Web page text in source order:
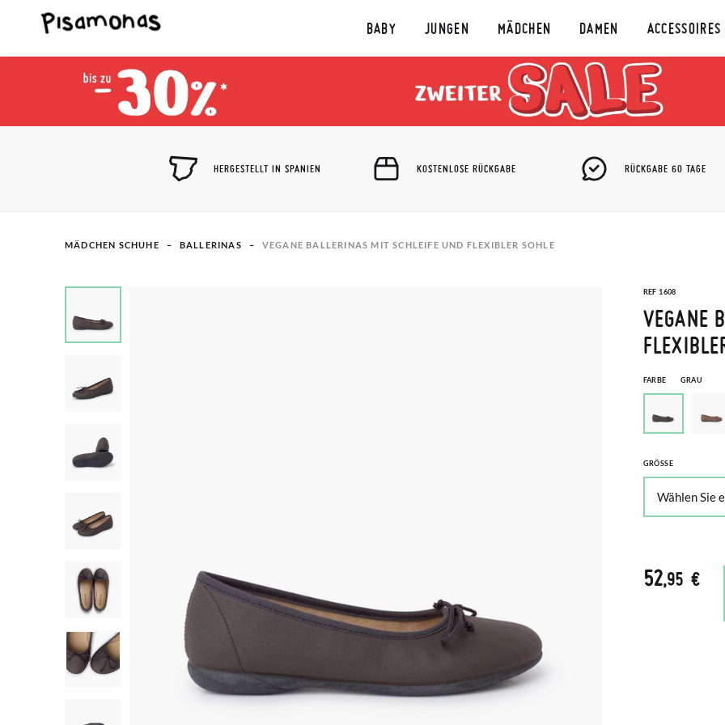
BABY JUNGEN MÄDCHEN DAMEN ACCESSOIRES
HERGESTELLT IN SPANIEN KOSTENLOSE RÜCKGABE RÜCKGABE 60 TAGE
MÄDCHEN SCHUHE BALLERINAS​ VEGANE BALLERINAS MIT SCHLEIFE UND FLEXIBLER SOHLE
REF 1608
VEGANE
FARBE GRAU
GRÖSSE
52,95 €